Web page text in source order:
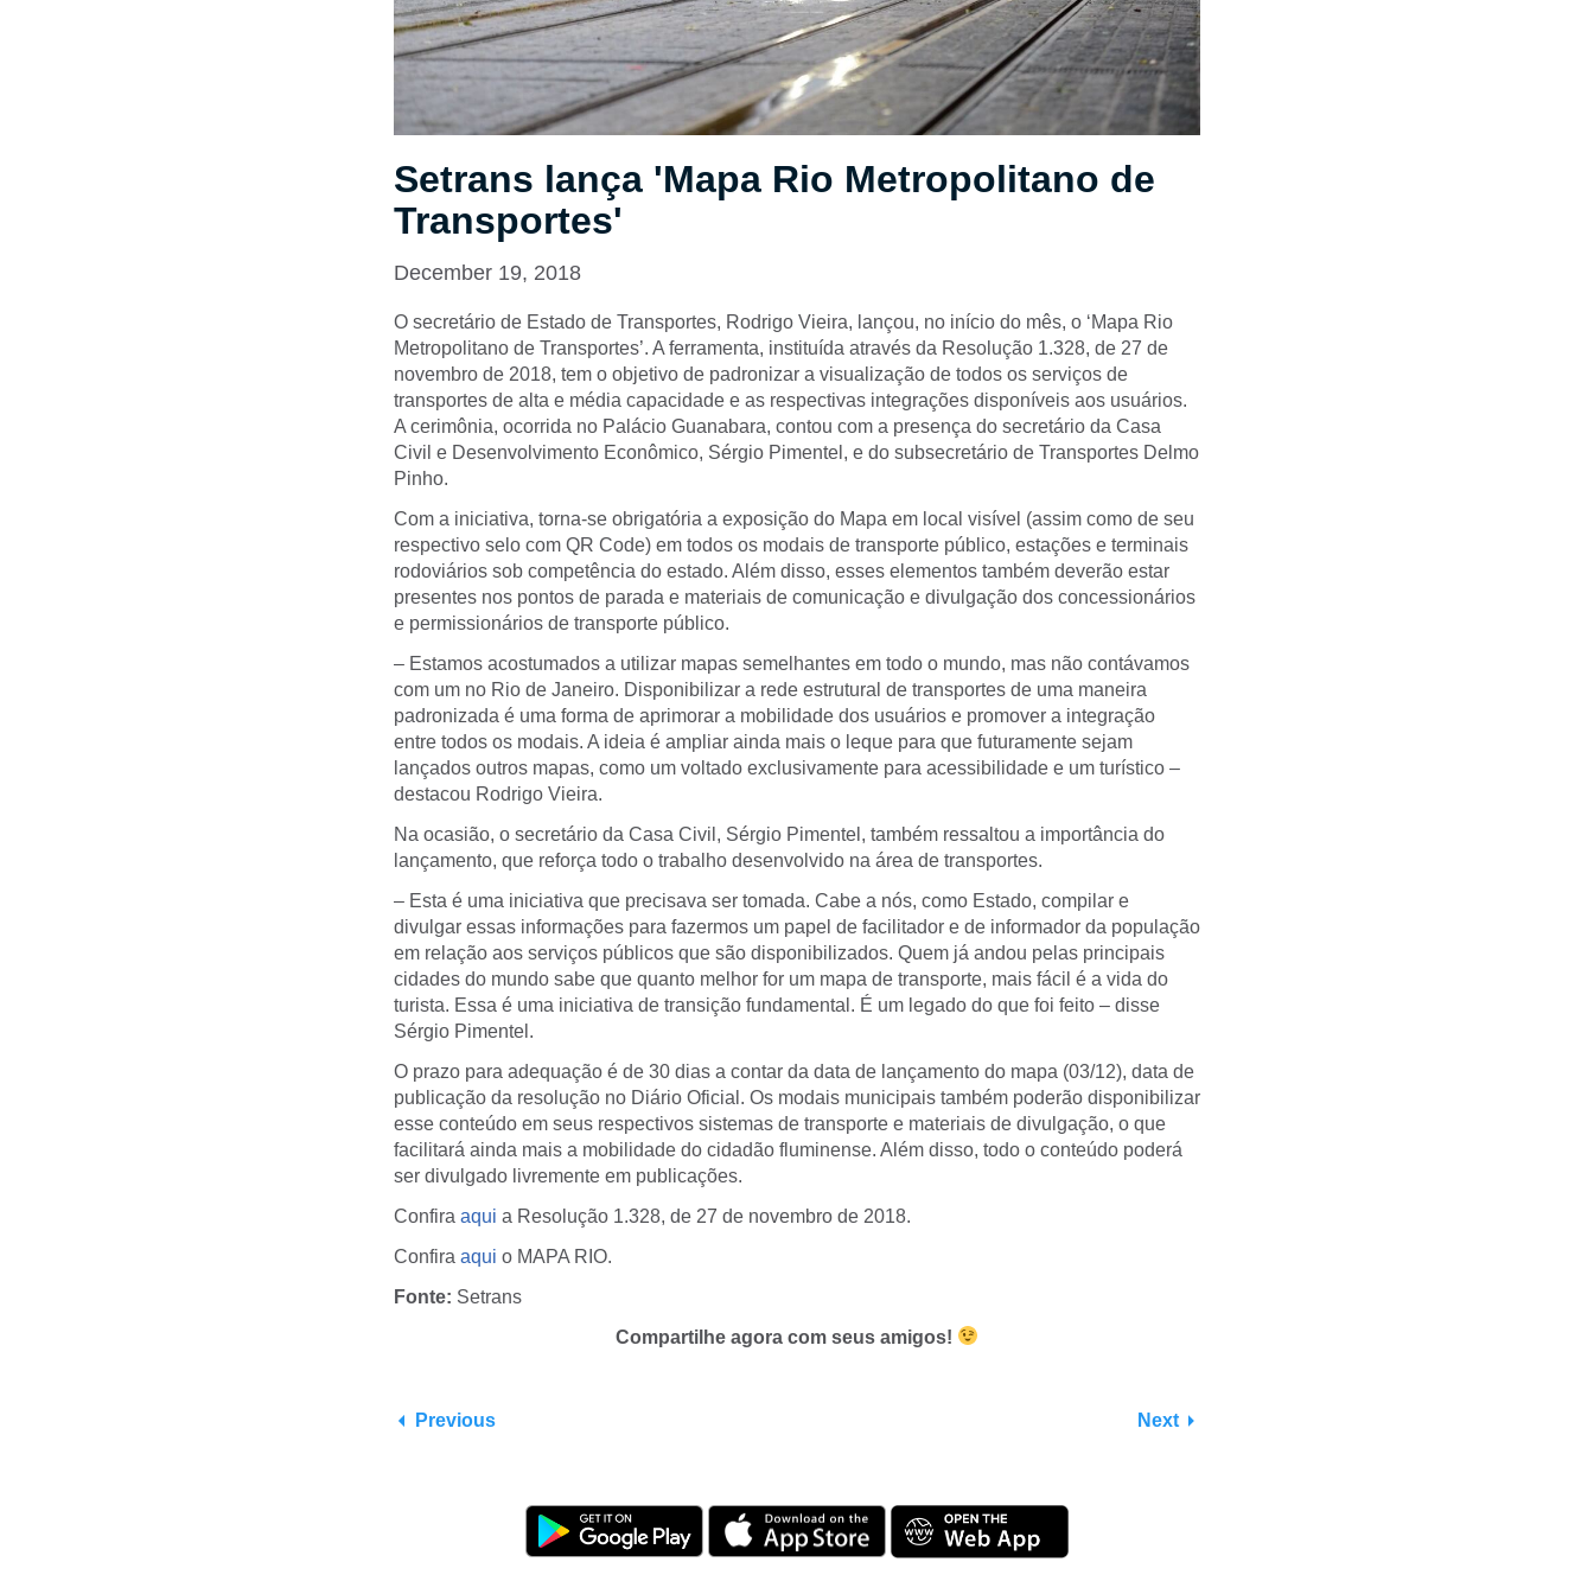
Setrans lança 'Mapa Rio Metropolitano de
Transportes'
December 19, 2018
O secretário de Estado de Transportes, Rodrigo Vieira, lançou, no início do mês, o ‘Mapa Rio
Metropolitano de Transportes’. A ferramenta, instituída através da Resolução 1.328, de 27 de
novembro de 2018, tem o objetivo de padronizar a visualização de todos os serviços de
transportes de alta e média capacidade e as respectivas integrações disponíveis aos usuários.
A cerimônia, ocorrida no Palácio Guanabara, contou com a presença do secretário da Casa
Civil e Desenvolvimento Econômico, Sérgio Pimentel, e do subsecretário de Transportes Delmo
Pinho.
Com a iniciativa, torna-se obrigatória a exposição do Mapa em local visível (assim como de seu
respectivo selo com QR Code) em todos os modais de transporte público, estações e terminais
rodoviários sob competência do estado. Além disso, esses elementos também deverão estar
presentes nos pontos de parada e materiais de comunicação e divulgação dos concessionários
e permissionários de transporte público.
– Estamos acostumados a utilizar mapas semelhantes em todo o mundo, mas não contávamos
com um no Rio de Janeiro. Disponibilizar a rede estrutural de transportes de uma maneira
padronizada é uma forma de aprimorar a mobilidade dos usuários e promover a integração
entre todos os modais. A ideia é ampliar ainda mais o leque para que futuramente sejam
lançados outros mapas, como um voltado exclusivamente para acessibilidade e um turístico –
destacou Rodrigo Vieira.
Na ocasião, o secretário da Casa Civil, Sérgio Pimentel, também ressaltou a importância do
lançamento, que reforça todo o trabalho desenvolvido na área de transportes.
– Esta é uma iniciativa que precisava ser tomada. Cabe a nós, como Estado, compilar e
divulgar essas informações para fazermos um papel de facilitador e de informador da população
em relação aos serviços públicos que são disponibilizados. Quem já andou pelas principais
cidades do mundo sabe que quanto melhor for um mapa de transporte, mais fácil é a vida do
turista. Essa é uma iniciativa de transição fundamental. É um legado do que foi feito – disse
Sérgio Pimentel.
O prazo para adequação é de 30 dias a contar da data de lançamento do mapa (03/12), data de
publicação da resolução no Diário Oficial. Os modais municipais também poderão disponibilizar
esse conteúdo em seus respectivos sistemas de transporte e materiais de divulgação, o que
facilitará ainda mais a mobilidade do cidadão fluminense. Além disso, todo o conteúdo poderá
ser divulgado livremente em publicações.
Confira aqui a Resolução 1.328, de 27 de novembro de 2018.
Confira aqui o MAPA RIO.
Fonte: Setrans
Compartilhe agora com seus amigos!
Previous Next